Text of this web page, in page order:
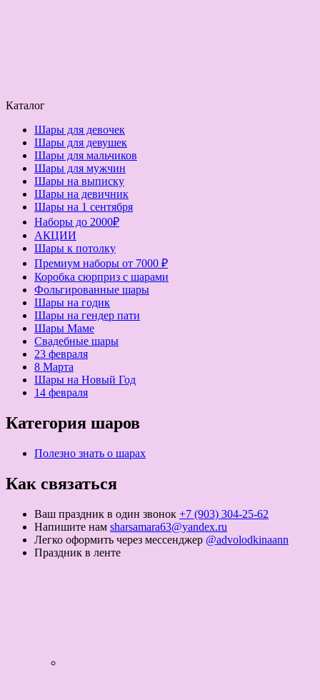
Каталог
Шары для девочек
Шары для девушек
Шары для мальчиков
Шары для мужчин
Шары на выписку
Шары на девичник
Шары на 1 сентября
Наборы до 2000₽
АКЦИИ
Шары к потолку
Премиум наборы от 7000 ₽
Коробка сюрприз с шарами
Фольгированные шары
Шары на годик
Шары на гендер пати
Шары Маме
Свадебные шары
23 февраля
8 Марта
Шары на Новый Год
14 февраля
Категория шаров
Полезно знать о шарах
Как связаться
Ваш праздник в один звонок +7 (903) 304-25-62
Напишите нам sharsamara63@yandex.ru
Легко оформить через мессенджер @advolodkinaann
Праздник в ленте